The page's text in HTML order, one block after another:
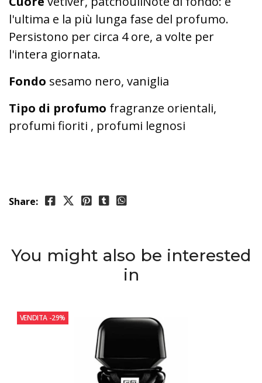
l'ultima e la più lunga fase del profumo.
Persistono per circa 4 ore, a volte per
l'intera giornata.
Fondo sesamo nero, vaniglia
Tipo di profumo fragranze orientali,
profumi fioriti , profumi legnosi
Share:
You might also be interested
in
VENDITA -29%